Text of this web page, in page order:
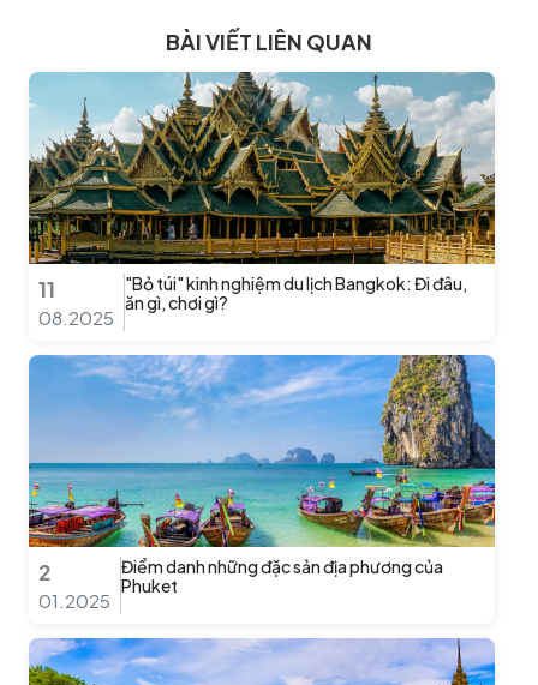
BÀI VIẾT LIÊN QUAN
11
08.2025
"Bỏ túi" kinh nghiệm du lịch Bangkok: Đi đâu,
ăn gì, chơi gì?
2
01.2025
Điểm danh những đặc sản địa phương của
Phuket